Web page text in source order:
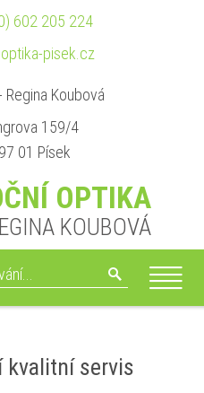
602 205 224
pisek.cz
Regina Koubová
159/4
01 Písek
OPTIKA
KOUBOVÁ
kvalitní servis